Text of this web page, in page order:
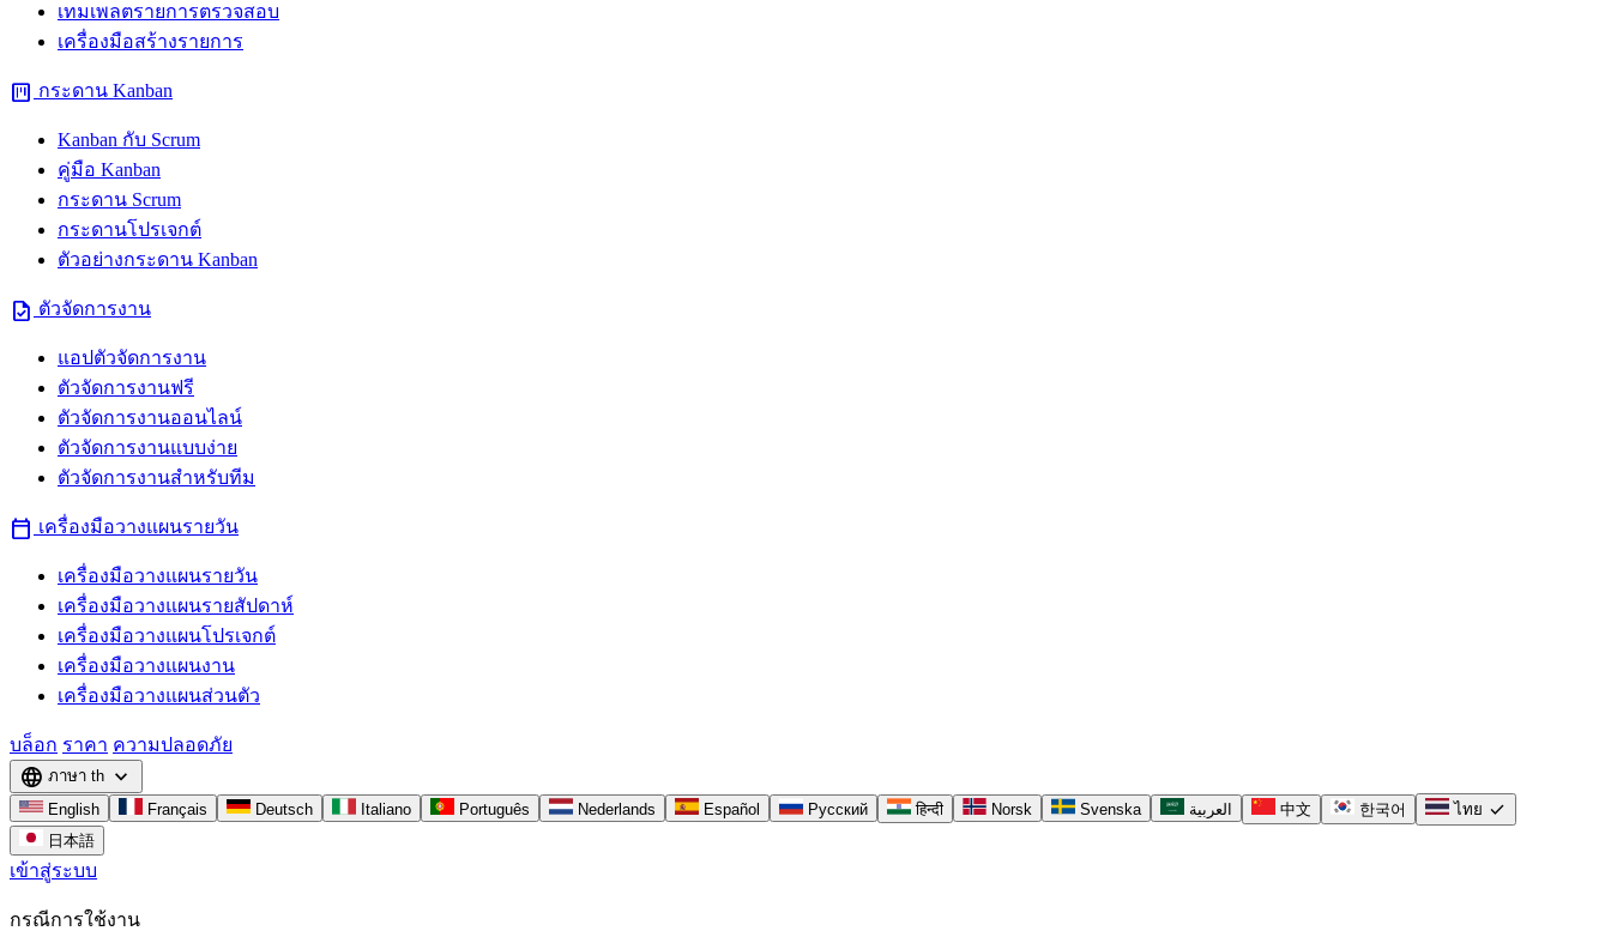
เทมเพลตรายการตรวจสอบ
เครื่องมือสร้างรายการ
view_kanban กระดาน Kanban
Kanban กับ Scrum
คู่มือ Kanban
กระดาน Scrum
กระดานโปรเจกต์
ตัวอย่างกระดาน Kanban
task ตัวจัดการงาน
แอปตัวจัดการงาน
ตัวจัดการงานฟรี
ตัวจัดการงานออนไลน์
ตัวจัดการงานแบบง่าย
ตัวจัดการงานสำหรับทีม
calendar_today เครื่องมือวางแผนรายวัน
เครื่องมือวางแผนรายวัน
เครื่องมือวางแผนรายสัปดาห์
เครื่องมือวางแผนโปรเจกต์
เครื่องมือวางแผนงาน
เครื่องมือวางแผนส่วนตัว
บล็อก ราคา ความปลอดภัย
language ภาษา th expand_more
English Français Deutsch Italiano Português Nederlands Español Русский हिन्दी Norsk Svenska العربية 中文 한국어 ไทย check
日本語
เข้าสู่ระบบ
กรณีการใช้งาน